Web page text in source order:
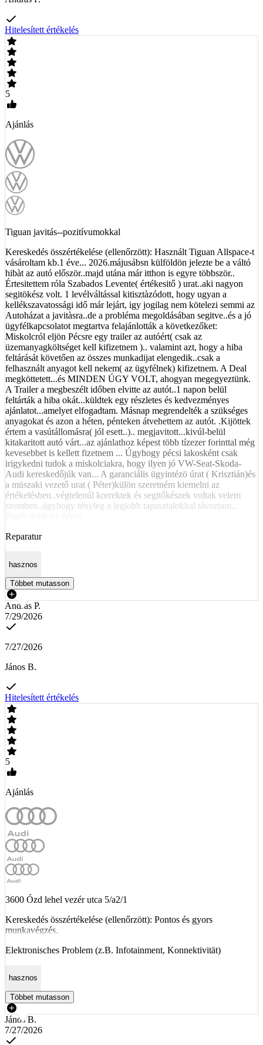
Hitelesített értékelés
5
Ajánlás
Tiguan javitás--pozitívumokkal
Kereskedés összértékelése (ellenőrzött): Használt Tiguan Allspace-t
vásároltam kb.1 éve... 2026.májusábsn külföldön jelezte be a váltó
hibàt az autó először..majd utána már itthon is egyre többször..
Értesitettem róla Szabados Levente( értékesitő ) urat..aki nagyon
segitökész volt. 1 levélváltással kitisztàzódott, hogy ugyan a
kellékszavatossági idő már lejárt, igy jogilag nem kötelezi semmi az
Autoházat a javitàsra..de a probléma megoldásában segitve..és a jó
ügyfélkapcsolatot megtartva felajánlották a következőket:
Miskolcról eljön Pécsre egy trailer az autóért( csak az
üzemanyagköltséget kell kifizetnem ).. valamint azt, hogy a hiba
feltárását követően az összes munkadijat elengedik..csak a
felhasznált anyagot kell nekem( az ügyfélnek) kifizetnem. A Deal
megköttetett...és MINDEN ÚGY VOLT, ahogyan megegyeztünk.
A Trailer a megbeszélt időben elvitte az autót..1 napon belül
feltárták a hiba okát...küldtek egy részletes és kedvezményes
ajánlatot...amelyet elfogadtam. Másnap megrendelték a szükséges
anyagokat és azon a héten, pénteken átvehettem az autót. .Kijöttek
értem a vasútállomásra( jól esett..).. megjavitott...kivúl-belül
kitakaritott autó várt...az ajánlathoz képest több tízezer forinttal még
kevesebbet is kellett fizetnem ... Úgyhogy pécsi lakosként csak
irigykedni tudok a miskolciakra, hogy ilyen jó VW-Seat-Skoda-
Audi kereskedőjúk van... A garanciális ügyintézö úrat ( Krisztián)és
a müszaki vezető urat ( Péter)külön szeretném kiemelni az
értékelésben..végtelenúl korrektek és segitőkészek voltak velem
szemben..úgyhogy tényleg a legjobb tapasztalokkal távoztam...
Reparatur
hasznos
Többet mutasson
András P.
7/29/2026
7/27/2026
János B.
Hitelesített értékelés
5
Ajánlás
3600 Ózd lehel vezér utca 5/a2/1
Kereskedés összértékelése (ellenőrzött): Pontos és gyors
munkavégzés.
Elektronisches Problem (z.B. Infotainment, Konnektivität)
hasznos
Többet mutasson
János B.
7/27/2026